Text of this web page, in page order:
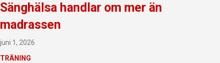
Sänghälsa handlar om mer än
madrassen
juni 1, 2026
TRÄNING